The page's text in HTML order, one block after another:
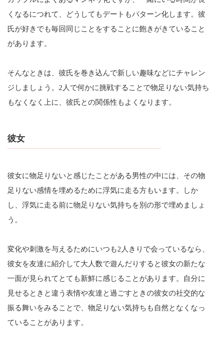
くなるにつれて、どうしてもデートもパターン化します。彼
氏が好きでも毎回同じことをすることに飽きがきていること
があります。
そんなときは、彼氏を巻き込んで新しい趣味などにチャレン
ジしましょう。2人で何かに挑戦することで物足りない気持ち
もなくなく上に、彼氏との関係性もよくなります。
彼女
彼女に物足りないと感じたことがある男性の中には、その物
足りない感情を埋めるために浮気に走る方もいます。しか
し、浮気に走る前に物足りない気持ちを別の形で埋めましょ
う。
変化や刺激を与えるためにいつも2人きりで会っているなら、
彼女を友達に紹介して大人数で遊んだりすると彼女の新たな
一面が見られてとても新鮮に感じることがあります。自分に
見せるときと違う表情や友達と過ごすときの彼女の社交的な
振る舞いをみることで、物足りない気持ちも自然となくなっ
ていることがあります。